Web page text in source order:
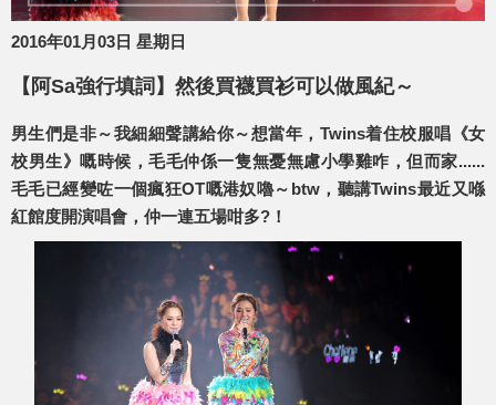
2016年01月03日 星期日
【阿Sa強行填詞】然後買襪買衫可以做風紀～
男生們是非～我細細聲講給你～想當年，Twins着住校服唱《女
校男生》嘅時候，毛毛仲係一隻無憂無慮小學雞咋，但而家......
毛毛已經變咗一個瘋狂OT嘅港奴嚕～btw，聽講Twins最近又喺
紅館度開演唱會，仲一連五場咁多?！